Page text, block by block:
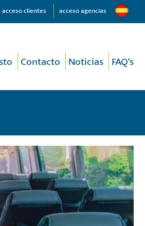
acceso clientes acceso agencias
Contacto Noticias FAQ's